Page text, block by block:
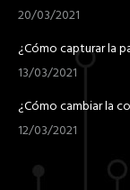
20/03/2021
¿Cómo capturar la
13/03/2021
¿Cómo cambiar la
12/03/2021